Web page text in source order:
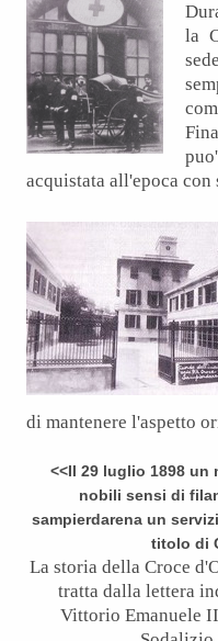
la
acquistata all'epoca
di mantenere l'aspetto
<<Il 29 luglio 1898
nobili sensi di
sampierdarena un
titolo di
La storia della Croce
tratta dalla lettera
Vittorio Emanuele